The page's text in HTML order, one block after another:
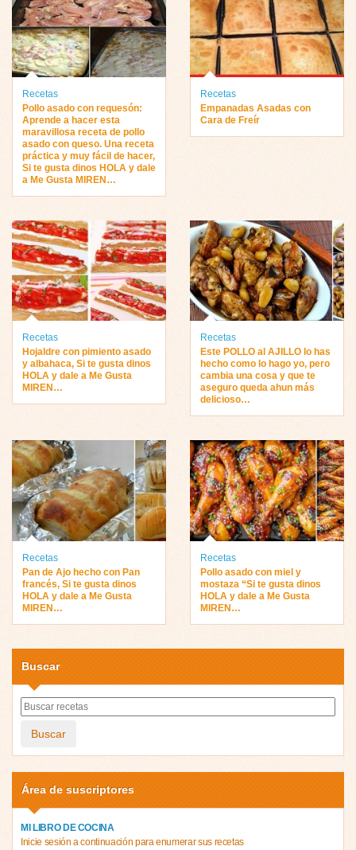
Recetas
Pollo asado con requesón:
Aprende a hacer esta
maravillosa receta de pollo
asado con queso. Una receta
práctica y muy fácil de hacer,
Si te gusta dinos HOLA y dale
a Me Gusta MIREN…
Recetas
Empanadas Asadas con
Cara de Freír
Recetas
Hojaldre con pimiento asado
y albahaca, Si te gusta dinos
HOLA y dale a Me Gusta
MIREN…
Recetas
Este POLLO al AJILLO lo has
hecho como lo hago yo, pero
cambia una cosa y que te
aseguro queda ahun más
delicioso…
Recetas
Pan de Ajo hecho con Pan
francés, Si te gusta dinos
HOLA y dale a Me Gusta
MIREN…
Recetas
Pollo asado con miel y
mostaza “Si te gusta dinos
HOLA y dale a Me Gusta
MIREN…
Buscar
Buscar
Área de suscriptores
MI LIBRO DE COCINA
Inicie sesión a continuación para enumerar sus recetas